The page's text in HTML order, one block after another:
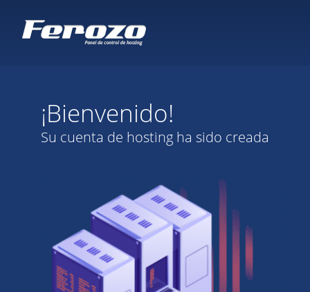
¡Bienvenido!
Su cuenta de hosting ha sido creada